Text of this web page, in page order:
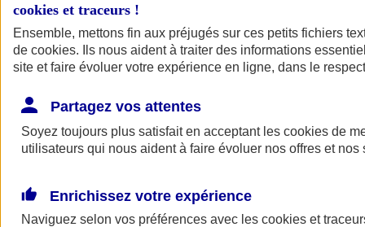
cookies et traceurs !
Ensemble, mettons fin aux préjugés sur ces petits fichiers
de cookies. Ils nous aident à traiter des informations
site et faire évoluer votre expérience en ligne, dans le
Partagez vos attentes
Soyez toujours plus satisfait en acceptant les cookies de
utilisateurs qui nous aident à faire évoluer nos offres et nos
Enrichissez votre expérience
Naviguez selon vos préférences avec les cookies et